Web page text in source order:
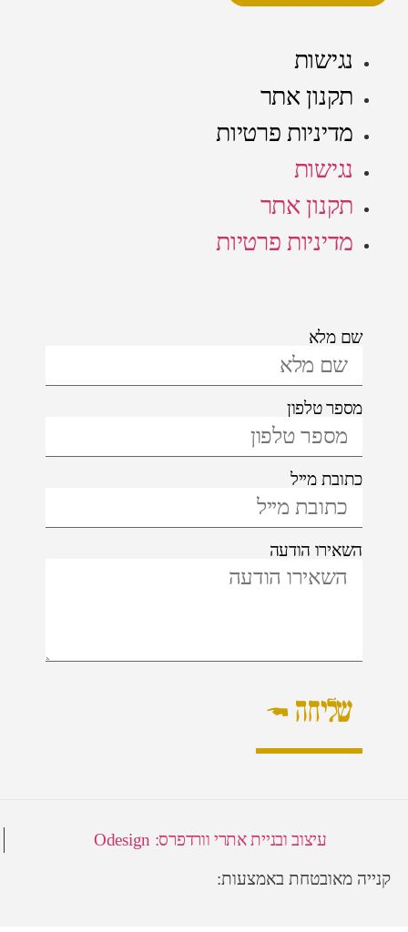
נגישות
תקנון אתר
מדיניות פרטיות
נגישות
תקנון אתר
מדיניות פרטיות
שם מלא
מספר טלפון
כתובת מייל
השאירו הודעה
שליחה ←
עיצוב ובניית אתרי וורדפרס: Odesign
קנייה מאובטחת באמצעות: